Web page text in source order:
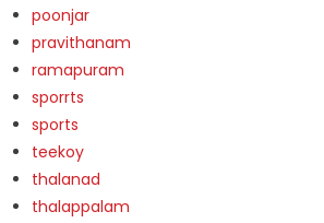
poonjar
pravithanam
ramapuram
sporrts
sports
teekoy
thalanad
thalappalam